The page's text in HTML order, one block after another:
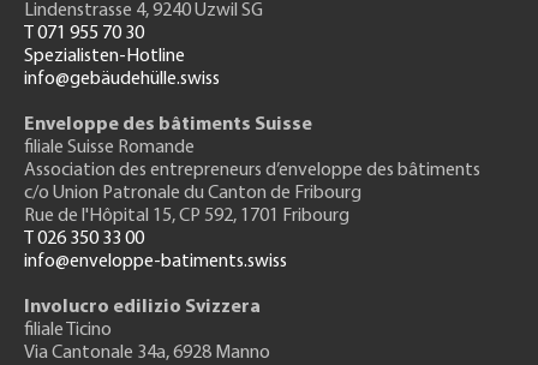
Lindenstrasse 4, 9240 Uzwil SG
T 071 955 70 30
Spezialisten-Hotline
info@gebäudehülle.swiss
Enveloppe des bâtiments Suisse
filiale Suisse Romande
Association des entrepreneurs d’enveloppe des bâtiments
c/o Union Patronale du Canton de Fribourg
Rue de l'Hôpital 15, CP 592, 1701 Fribourg
T 026 350 33 00
info@enveloppe-batiments.swiss
Involucro edilizio Svizzera
filiale Ticino
Via Cantonale 34a, 6928 Manno